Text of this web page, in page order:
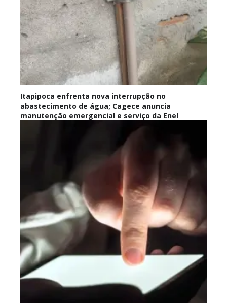
Itapipoca enfrenta nova interrupção no
abastecimento de água; Cagece anuncia
manutenção emergencial e serviço da Enel